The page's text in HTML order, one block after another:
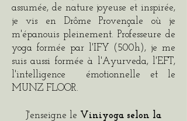
assumée, de nature joyeuse et inspirée,
je vis en Drôme Provençale où je
m'épanouis pleinement. Professeure de
yoga formée par l'IFY (500h), je me
suis aussi formée à l'Ayurveda, l'EFT,
l'intelligence émotionnelle et le
MUNZ FLOOR.
J'enseigne le Viniyoga selon la